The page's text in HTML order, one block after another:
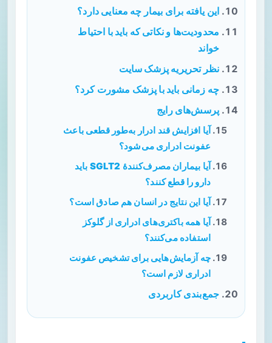
این یافته برای بیمار چه معنایی دارد؟
محدودیت‌ها و نکاتی که باید با احتیاط
خواند
نظر تحریریه پزشک سایت
چه زمانی باید با پزشک مشورت کرد؟
پرسش‌های رایج
آیا افزایش قند ادرار به‌طور قطعی باعث
عفونت ادراری می‌شود؟
آیا بیماران مصرف‌کنندهٔ SGLT2 باید
دارو را قطع کنند؟
آیا این نتایج در انسان هم صادق است؟
آیا همه باکتری‌های ادراری از گلوکز
استفاده می‌کنند؟
چه آزمایش‌هایی برای تشخیص عفونت
ادراری لازم است؟
جمع‌بندی کاربردی